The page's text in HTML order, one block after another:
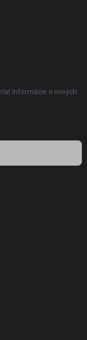
informácie o nových